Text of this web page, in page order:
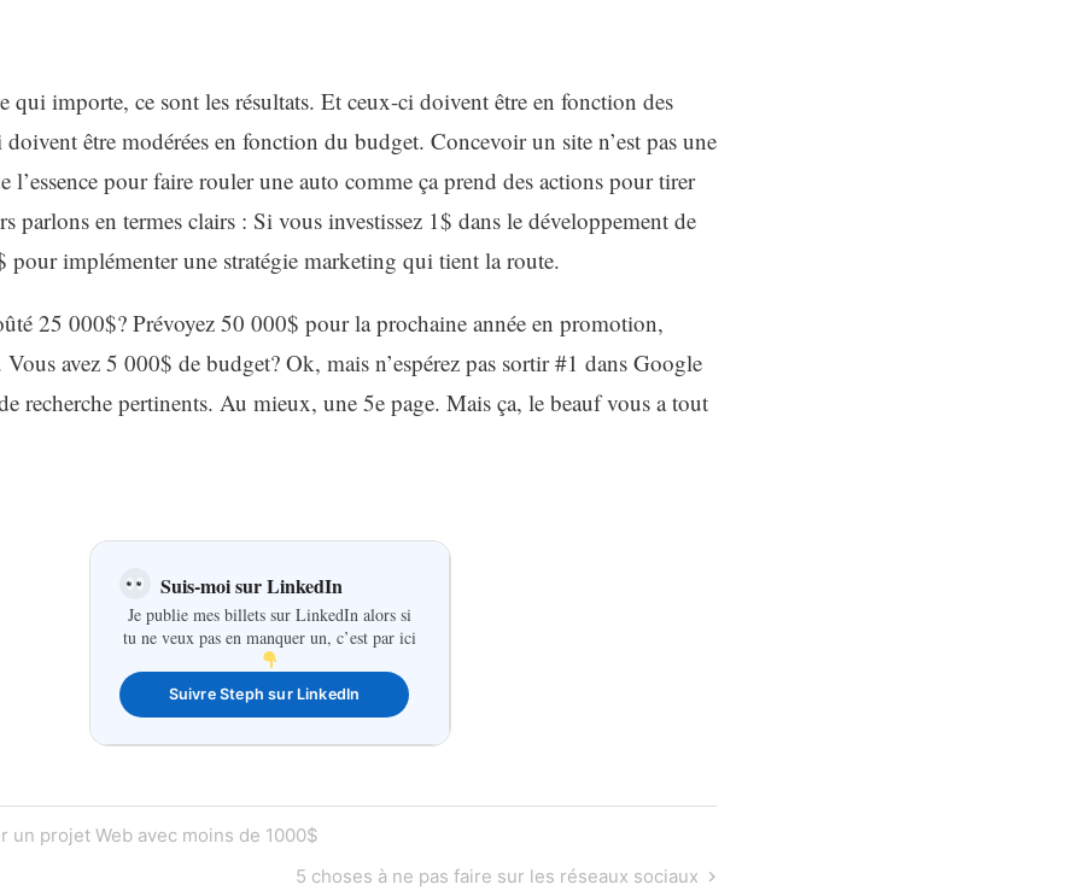
qui importe, ce sont les résultats. Et ceux-ci doivent être en fonction des
doivent être modérées en fonction du budget. Concevoir un site n’est pas une
l’essence pour faire rouler une auto comme ça prend des actions pour tirer
parlons en termes clairs : Si vous investissez 1$ dans le développement de
pour implémenter une stratégie marketing qui tient la route.
25 000$? Prévoyez 50 000$ pour la prochaine année en promotion,
avez 5 000$ de budget? Ok, mais n’espérez pas sortir #1 dans Google
recherche pertinents. Au mieux, une 5e page. Mais ça, le beauf vous a tout
Suis-moi sur LinkedIn
Je publie mes billets sur LinkedIn alors si
tu ne veux pas en manquer un, c’est par ici
Suivre Steph sur LinkedIn
un projet Web avec moins de 1000$
Next
5 choses à ne pas faire sur les réseaux sociaux